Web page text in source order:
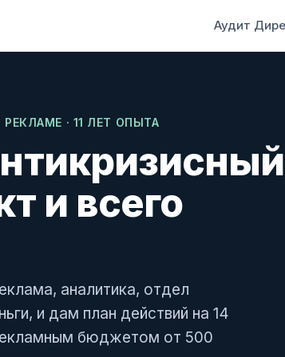
Аудит
· 11 ЛЕТ ОПЫТА
и всего
аналитика, отдел
и дам план действий на 14
бюджетом от 500